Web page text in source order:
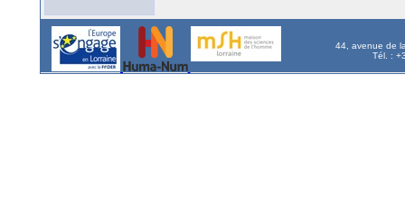
44, avenue de
Tél. :